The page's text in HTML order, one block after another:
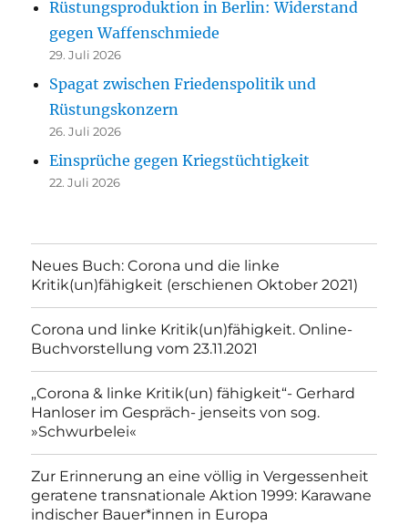
Rüstungsproduktion in Berlin: Widerstand
gegen Waffenschmiede
29. Juli 2026
Spagat zwischen Friedenspolitik und
Rüstungskonzern
26. Juli 2026
Einsprüche gegen Kriegstüchtigkeit
22. Juli 2026
Neues Buch: Corona und die linke
Kritik(un)fähigkeit (erschienen Oktober 2021)
Corona und linke Kritik(un)fähigkeit. Online-
Buchvorstellung vom 23.11.2021
„Corona & linke Kritik(un) fähigkeit“- Gerhard
Hanloser im Gespräch- jenseits von sog.
»Schwurbelei«
Zur Erinnerung an eine völlig in Vergessenheit
geratene transnationale Aktion 1999: Karawane
indischer Bauer*innen in Europa